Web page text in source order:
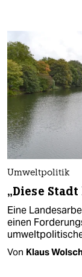
Umweltpolitik
„Diese
Eine
einen
Von Klaus